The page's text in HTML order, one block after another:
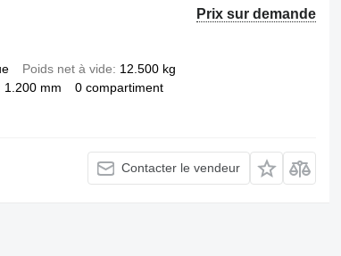
Prix sur demande
Poids net à vide
12.500 kg
1.200 mm 0 compartiment
Contacter le vendeur